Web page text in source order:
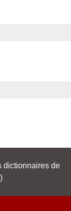
dictionnaires de